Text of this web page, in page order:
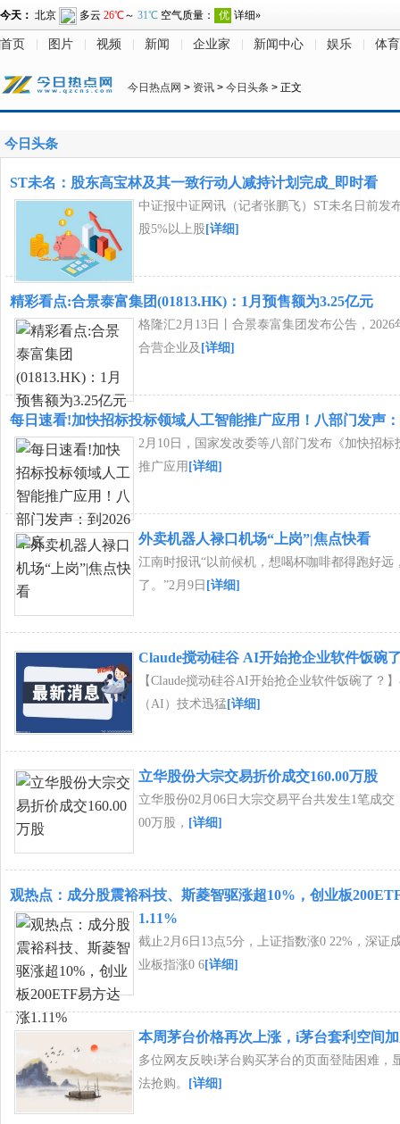
首页 图片 视频 新闻 企业家 新闻中心 娱乐 体育
今日热点网 > 资讯 > 今日头条 > 正文
今日头条
ST未名：股东高宝林及其一致行动人减持计划完成_即时看
中证报中证网讯（记者张鹏飞）ST未名日前发
股5%以上股 [详细]
精彩看点:合景泰富集团(01813.HK)：1月预售额为3.25亿元
格隆汇2月13日丨合景泰富集团发布公告，2026
合营企业及 [详细]
每日速看!加快招标投标领域人工智能推广应用！八部门发声
2月10日，国家发改委等八部门发布《加快招标
推广应用 [详细]
外卖机器人禄口机场“上岗”|焦点快看
江南时报讯“以前候机，想喝杯咖啡都得跑好远
了。”2月9日 [详细]
Claude搅动硅谷 AI开始抢企业软件饭碗
【Claude搅动硅谷AI开始抢企业软件饭碗了？
（AI）技术迅猛 [详细]
立华股份大宗交易折价成交160.00万股
立华股份02月06日大宗交易平台共发生1笔成交
00万股， [详细]
观热点：成分股震裕科技、斯菱智驱涨超10%，创业板
1.11%
截止2月6日13点5分，上证指数涨0 22%，深证
业板指涨0 6[详细]
本周茅台价格再次上涨，i茅台套利空间
多位网友反映i茅台购买茅台的页面登陆困难，
法抢购。
[详细]